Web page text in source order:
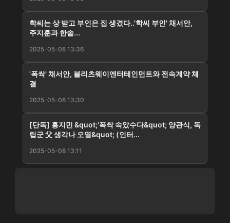
학씨는 상 받고 부인은 집 생겼다..'학씨 부인' 채서안,
주지훈과 한솥...
2025-05-08 13:36
'폭싹' 채서안, 블리츠웨이엔터테인먼트와 전속계약 체
결
2025-05-08 13:30
[단독] 홍지민 &quot;'폭싹 속았수다&quot; 양관식, 독
립군 父 생각나 오열&quot; (인터...
2025-05-08 13:11